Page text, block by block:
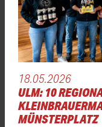
18.05.2026
ULM: 10
MÜNSTERPLATZ